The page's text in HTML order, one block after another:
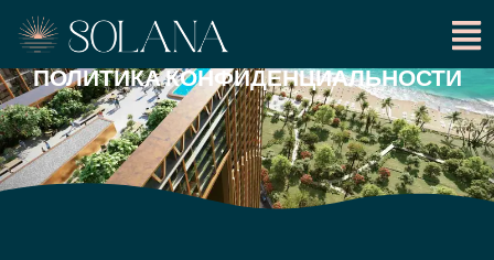
ПОЛИТИКА КОНФИДЕНЦИАЛЬНОСТИ